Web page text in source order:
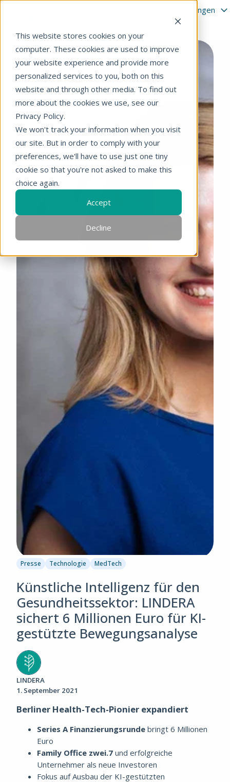
This website stores cookies on your
computer. These cookies are used to improve
your website experience and provide more
personalized services to you, both on this
website and through other media. To find out
more about the cookies we use, see our
Privacy Policy.
We won't track your information when you visit
our site. But in order to comply with your
preferences, we'll have to use just one tiny
cookie so that you're not asked to make this
choice again.
Accept
Decline
Lösungen
Presse Technologie MedTech
Künstliche Intelligenz für den
Gesundheitssektor: LINDERA
sichert 6 Millionen Euro für KI-
gestützte Bewegungsanalyse
LINDERA
1. September 2021
Berliner Health-Tech-Pionier expandiert
Series A Finanzierungsrunde bringt 6 Millionen
Euro
Family Office zwei.7 und erfolgreiche
Unternehmer als neue Investoren
Fokus auf Ausbau der KI-gestützten